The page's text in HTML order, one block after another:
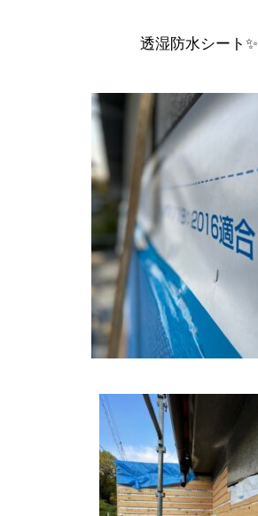
透湿防水シート✨